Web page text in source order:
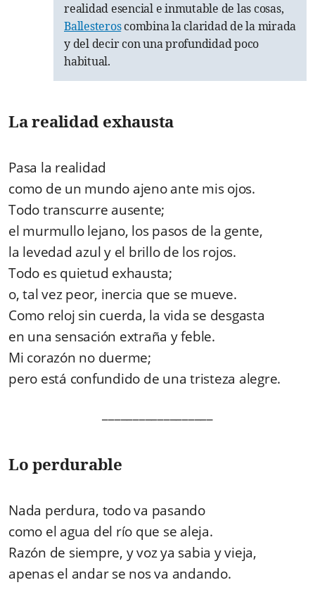
realidad esencial e inmutable de las cosas,
Ballesteroscombina la claridad de la mirada
y del decir con una profundidad poco
habitual.
La realidad exhausta
Pasa la realidad
como de un mundo ajeno ante mis ojos.
Todo transcurre ausente;
el murmullo lejano, los pasos de la gente,
la levedad azul y el brillo de los rojos.
Todo es quietud exhausta;
o, tal vez peor, inercia que se mueve.
Como reloj sin cuerda, la vida se desgasta
en una sensación extraña y feble.
Mi corazón no duerme;
pero está confundido de una tristeza alegre.
Lo perdurable
Nada perdura, todo va pasando
como el agua del río que se aleja.
Razón de siempre, y voz ya sabia y vieja,
apenas el andar se nos va andando.